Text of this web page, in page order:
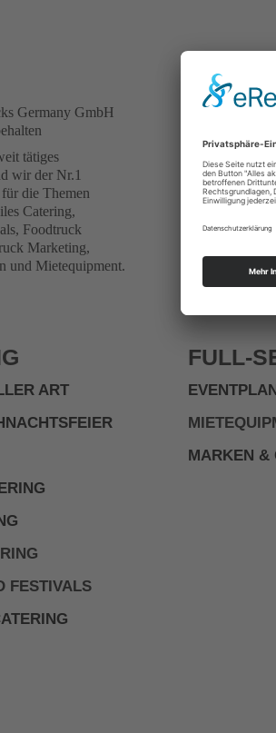
Germany GmbH
tätiges
wir der Nr.1
die Themen
Catering,
Foodtruck
Marketing,
und Mietequipment.
für Ihr Event?
Mit unserer
Foodtrucks.
Bei Fragen
Experten
WhatsApp
ART
FESTIVALS
FULL-
MARKEN &